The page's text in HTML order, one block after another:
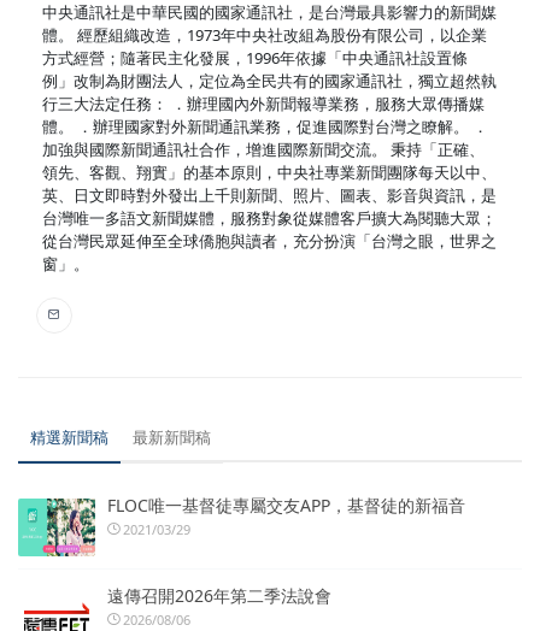
中央通訊社是中華民國的國家通訊社，是台灣最具影響力的新聞媒
體。 經歷組織改造，1973年中央社改組為股份有限公司，以企業
方式經營；隨著民主化發展，1996年依據「中央通訊社設置條
例」改制為財團法人，定位為全民共有的國家通訊社，獨立超然執
行三大法定任務： ．辦理國內外新聞報導業務，服務大眾傳播媒
體。 ．辦理國家對外新聞通訊業務，促進國際對台灣之瞭解。 ．
加強與國際新聞通訊社合作，增進國際新聞交流。 秉持「正確、
領先、客觀、翔實」的基本原則，中央社專業新聞團隊每天以中、
英、日文即時對外發出上千則新聞、照片、圖表、影音與資訊，是
台灣唯一多語文新聞媒體，服務對象從媒體客戶擴大為閱聽大眾；
從台灣民眾延伸至全球僑胞與讀者，充分扮演「台灣之眼，世界之
窗」。
精選新聞稿 最新新聞稿
FLOC唯一基督徒專屬交友APP，基督徒的新福音
2021/03/29
遠傳召開2026年第二季法說會
2026/08/06